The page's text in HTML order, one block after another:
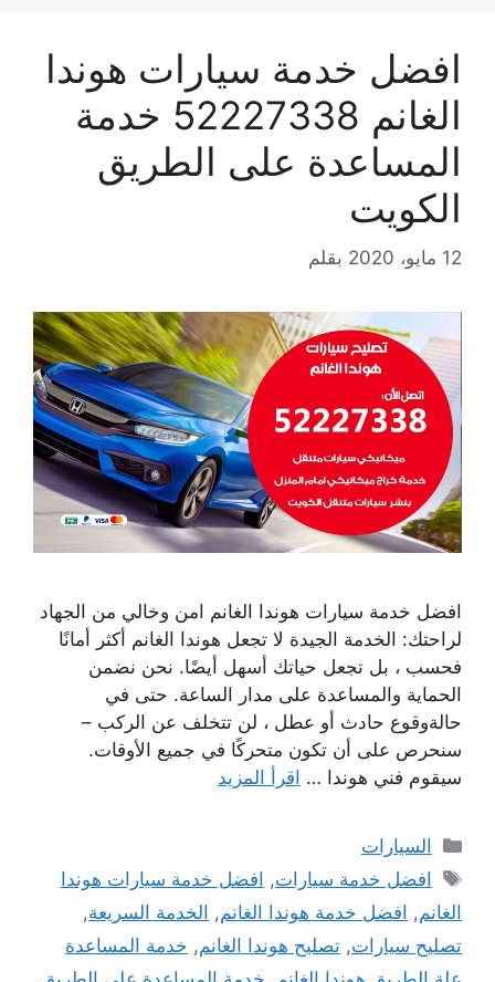
افضل خدمة سيارات هوندا
الغانم 52227338 خدمة
المساعدة على الطريق
الكويت
12 مايو، 2020 بقلم
افضل خدمة سيارات هوندا الغانم امن وخالي من الجهاد
لراحتك: الخدمة الجيدة لا تجعل هوندا الغانم أكثر أمانًا
فحسب ، بل تجعل حياتك أسهل أيضًا. نحن نضمن
الحماية والمساعدة على مدار الساعة. حتى في
حالةوقوع حادث أو عطل ، لن تتخلف عن الركب –
سنحرص على أن تكون متحركًا في جميع الأوقات.
سيقوم فني هوندا … اقرأ المزيد
التصنيفات
السيارات
الوسوم
افضل خدمة سيارات, افضل خدمة سيارات هوندا
الغانم, افضل خدمة هوندا الغانم, الخدمة السريعة,
تصليح سيارات, تصليح هوندا الغانم, خدمة المساعدة